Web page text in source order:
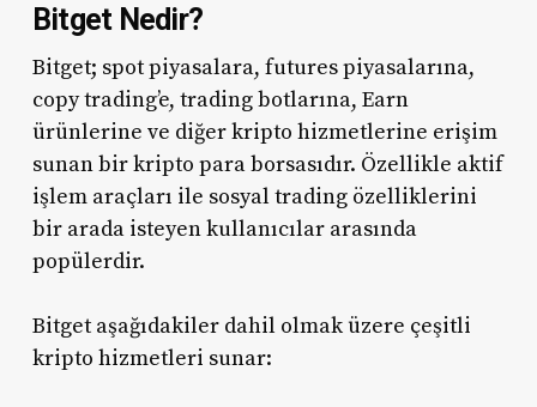
Bitget Nedir?
Bitget; spot piyasalara, futures piyasalarına,
copy trading’e, trading botlarına, Earn
ürünlerine ve diğer kripto hizmetlerine erişim
sunan bir kripto para borsasıdır. Özellikle aktif
işlem araçları ile sosyal trading özelliklerini
bir arada isteyen kullanıcılar arasında
popülerdir.
Bitget aşağıdakiler dahil olmak üzere çeşitli
kripto hizmetleri sunar: